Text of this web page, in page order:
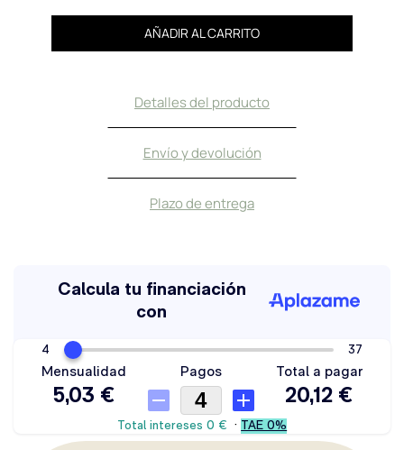
AÑADIR AL CARRITO
Detalles del producto
Envío y devolución
Plazo de entrega